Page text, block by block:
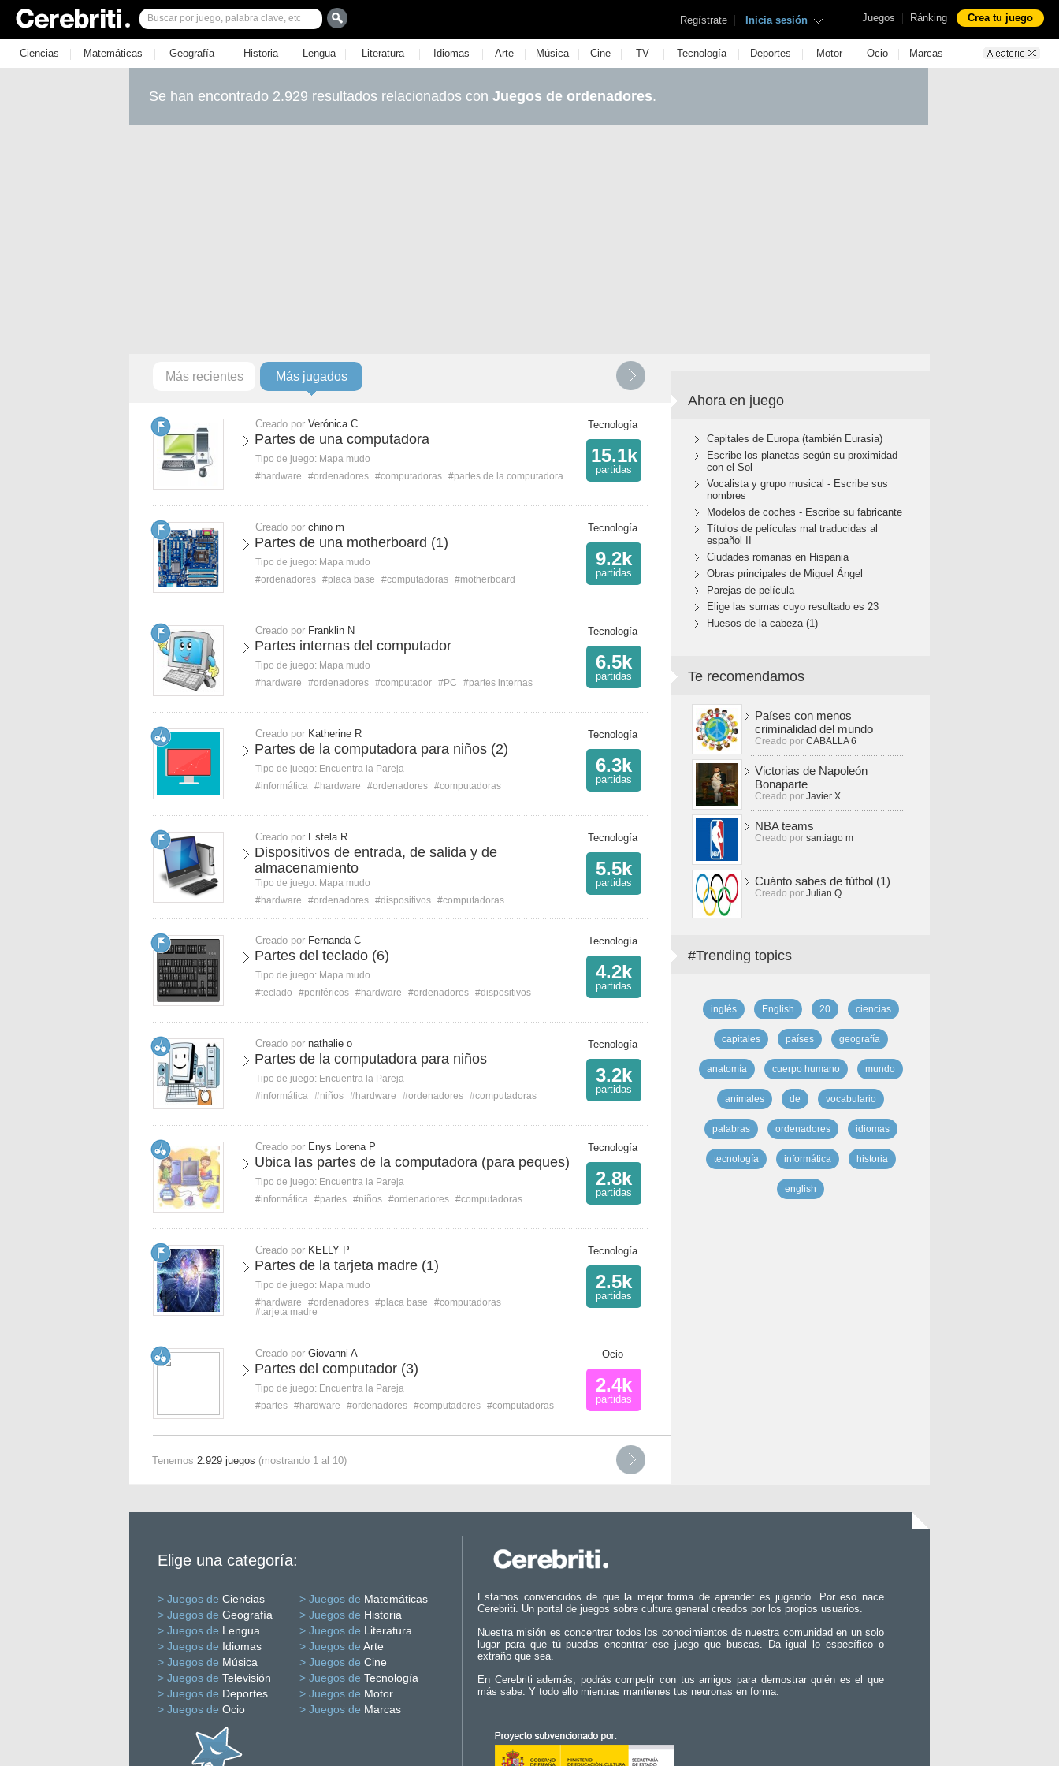
Juegos | Ránking Crea tu juego
Regístrate | Inicia sesión
Ciencias | Matemáticas | Geografía | Historia | Lengua | Literatura | Idiomas | Arte | Música | Cine | TV | Tecnología | Deportes | Motor | Ocio | Marcas
Se han encontrado 2.929 resultados relacionados con Juegos de ordenadores.
Más recientes Más jugados
Creado por Verónica C
Partes de una computadora
Tipo de juego: Mapa mudo
#hardware
#ordenadores #computadoras #partes de la computadora
Tecnología
15.1k
partidas
Creado por chino m
Partes de una motherboard (1)
Tipo de juego: Mapa mudo
#ordenadores #placa base #computadoras #motherboard
Tecnología
9.2k
partidas
Creado por Franklin N
Partes internas del computador
Tipo de juego: Mapa mudo
#hardware
#ordenadores #computador #PC #partes internas
Tecnología
6.5k
partidas
Creado por Katherine R
Partes de la computadora para niños (2)
Tipo de juego: Encuentra la Pareja
#informática #hardware #ordenadores #computadoras
Tecnología
6.3k
partidas
Creado por Estela R
Dispositivos de entrada, de salida y de
almacenamiento
Tipo de juego: Mapa mudo
#hardware
#ordenadores #dispositivos #computadoras
Tecnología
5.5k
partidas
Creado por Fernanda C
Partes del teclado (6)
Tipo de juego: Mapa mudo
#teclado
#periféricos #hardware #ordenadores #dispositivos
Tecnología
4.2k
partidas
Creado por nathalie o
Partes de la computadora para niños
Tipo de juego: Encuentra la Pareja
#informática #niños #hardware #ordenadores #computadoras
Tecnología
3.2k
partidas
Creado por Enys Lorena P
Ubica las partes de la computadora (para peques)
Tipo de juego: Encuentra la Pareja
#informática #partes #niños #ordenadores #computadoras
Tecnología
2.8k
partidas
Creado por KELLY P
Partes de la tarjeta madre (1)
Tipo de juego: Mapa mudo
#hardware
#ordenadores #placa base
#computadoras
#tarjeta madre
Tecnología
2.5k
partidas
Creado por Giovanni A
Partes del computador (3)
Tipo de juego: Encuentra la Pareja
#partes #hardware #ordenadores #computadores #computadoras
Ocio
2.4k
partidas
Tenemos 2.929 juegos (mostrando 1 al 10)
Ahora en juego
Capitales de Europa (también Eurasia)
Escribe los planetas según su proximidad
con el Sol
Vocalista y grupo musical - Escribe sus
nombres
Modelos de coches - Escribe su fabricante
Títulos de películas mal traducidas al
español II
Ciudades romanas en Hispania
Obras principales de Miguel Ángel
Parejas de película
Elige las sumas cuyo resultado es 23
Huesos de la cabeza (1)
Te recomendamos
Países con menos
criminalidad del mundo
Creado por CABALLA 6
Victorias de Napoleón
Bonaparte
Creado por Javier X
NBA teams
Creado por santiago m
Cuánto sabes de fútbol (1)
Creado por Julian Q
#Trending topics
inglés English 20 ciencias
capitales países geografía
anatomía cuerpo humano mundo
animales de vocabulario
palabras ordenadores idiomas
tecnología informática historia
english
Elige una categoría:
> Juegos de Ciencias > Juegos de Matemáticas
> Juegos de Geografía > Juegos de Historia
> Juegos de Lengua > Juegos de Literatura
> Juegos de Idiomas > Juegos de Arte
> Juegos de Música > Juegos de Cine
> Juegos de Televisión > Juegos de Tecnología
> Juegos de Deportes > Juegos de Motor
> Juegos de Ocio > Juegos de Marcas
Estamos convencidos de que la mejor forma de aprender es jugando. Por eso nace
Cerebriti. Un portal de juegos sobre cultura general creados por los propios usuarios.
Nuestra misión es concentrar todos los conocimientos de nuestra comunidad en un solo
lugar para que tú puedas encontrar ese juego que buscas. Da igual lo específico o
extraño que sea.
En Cerebriti además, podrás competir con tus amigos para demostrar quién es el que
más sabe. Y todo ello mientras mantienes tus neuronas en forma.